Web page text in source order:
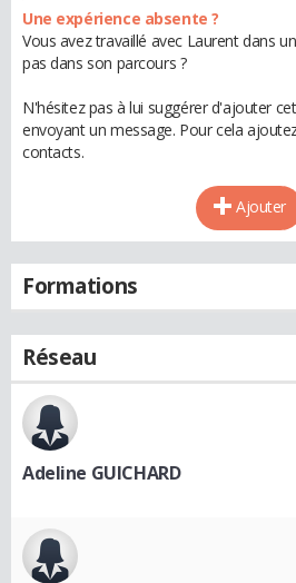
Une expérience absente ?
Vous avez travaillé avec Laurent dans
pas dans son parcours ?
N'hésitez pas à lui suggérer d'ajouter
envoyant un message. Pour cela
contacts.
Ajouter
Formations
Réseau
Adeline GUICHARD